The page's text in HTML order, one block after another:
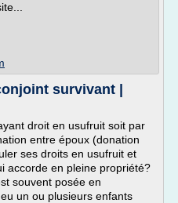
survivant |
droit en usufruit soit par
entre époux (donation
ses droits en usufruit et
accorde en pleine propriété?
souvent posée en
un ou plusieurs enfants